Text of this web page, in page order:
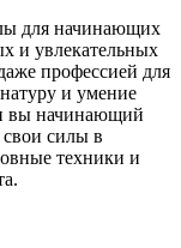
и увлекательных
профессией для
и умение
вы начинающий
свои силы в
техники и